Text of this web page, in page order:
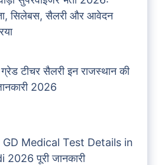
सिलेबस, सैलरी और आवेदन
टीचर सैलरी इन राजस्थान की
2026
GD Medical Test Details in
2026 पूरी जानकारी